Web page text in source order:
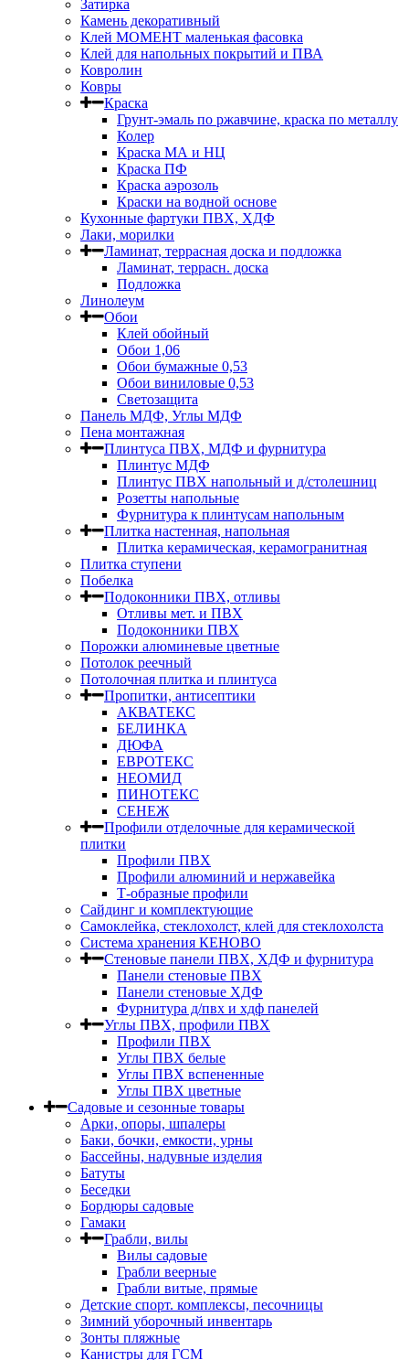
Затирка
Камень декоративный
Клей МОМЕНТ маленькая фасовка
Клей для напольных покрытий и ПВА
Ковролин
Ковры
Краска
Грунт-эмаль по ржавчине, краска по металлу
Колер
Краска МА и НЦ
Краска ПФ
Краска аэрозоль
Краски на водной основе
Кухонные фартуки ПВХ, ХДФ
Лаки, морилки
Ламинат, террасная доска и подложка
Ламинат, террасн. доска
Подложка
Линолеум
Обои
Клей обойный
Обои 1,06
Обои бумажные 0,53
Обои виниловые 0,53
Светозащита
Панель МДФ, Углы МДФ
Пена монтажная
Плинтуса ПВХ, МДФ и фурнитура
Плинтус МДФ
Плинтус ПВХ напольный и д/столешниц
Розетты напольные
Фурнитура к плинтусам напольным
Плитка настенная, напольная
Плитка керамическая, керамогранитная
Плитка ступени
Побелка
Подоконники ПВХ, отливы
Отливы мет. и ПВХ
Подоконники ПВХ
Порожки алюминевые цветные
Потолок реечный
Потолочная плитка и плинтуса
Пропитки, антисептики
АКВАТЕКС
БЕЛИНКА
ДЮФА
ЕВРОТЕКС
НЕОМИД
ПИНОТЕКС
СЕНЕЖ
Профили отделочные для керамической
плитки
Профили ПВХ
Профили алюминий и нержавейка
Т-образные профили
Сайдинг и комплектующие
Самоклейка, стеклохолст, клей для стеклохолста
Система хранения КЕНОВО
Стеновые панели ПВХ, ХДФ и фурнитура
Панели стеновые ПВХ
Панели стеновые ХДФ
Фурнитура д/пвх и хдф панелей
Углы ПВХ, профили ПВХ
Профили ПВХ
Углы ПВХ белые
Углы ПВХ вспененные
Углы ПВХ цветные
Садовые и сезонные товары
Арки, опоры, шпалеры
Баки, бочки, емкости, урны
Бассейны, надувные изделия
Батуты
Беседки
Бордюры садовые
Гамаки
Грабли, вилы
Вилы садовые
Грабли веерные
Грабли витые, прямые
Детские спорт. комплексы, песочницы
Зимний уборочный инвентарь
Зонты пляжные
Канистры для ГСМ